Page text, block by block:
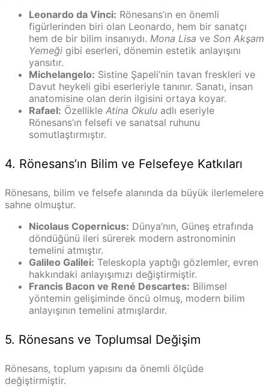
Leonardo da Vinci: Rönesans’ın en önemli
figürlerinden biri olan Leonardo, hem bir sanatçı
hem de bir bilim insanıydı. Mona Lisa ve Son Akşam
Yemeği gibi eserleri, dönemin estetik anlayışını
yansıtır.
Michelangelo: Sistine Şapeli’nin tavan freskleri ve
Davut heykeli gibi eserleriyle tanınır. Sanatı, insan
anatomisine olan derin ilgisini ortaya koyar.
Rafael: Özellikle Atina Okulu adlı eseriyle
Rönesans’ın felsefi ve sanatsal ruhunu
somutlaştırmıştır.
4. Rönesans’ın Bilim ve Felsefeye Katkıları
Rönesans, bilim ve felsefe alanında da büyük ilerlemelere
sahne olmuştur.
Nicolaus Copernicus: Dünya’nın, Güneş etrafında
döndüğünü ileri sürerek modern astronominin
temelini atmıştır.
Galileo Galilei: Teleskopla yaptığı gözlemler, evren
hakkındaki anlayışımızı değiştirmiştir.
Francis Bacon ve René Descartes: Bilimsel
yöntemin gelişiminde öncü olmuş, modern bilim
anlayışının temelini atmışlardır.
5. Rönesans ve Toplumsal Değişim
Rönesans, toplum yapısını da önemli ölçüde
değiştirmiştir.